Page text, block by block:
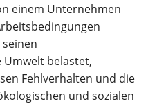
einem Unternehmen
belastet,
Fehlverhalten und die
und sozialen